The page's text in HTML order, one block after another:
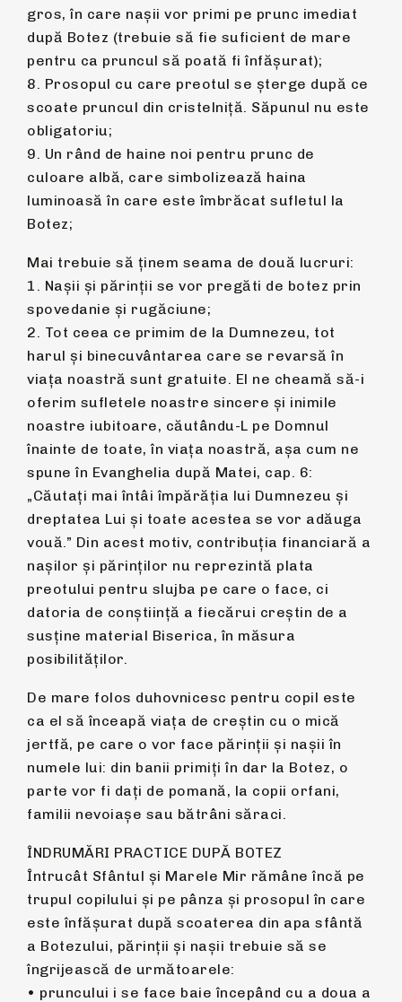
gros, în care nașii vor primi pe prunc imediat
după Botez (trebuie să fie suficient de mare
pentru ca pruncul să poată fi înfășurat);
8. Prosopul cu care preotul se șterge după ce
scoate pruncul din cristelniță. Săpunul nu este
obligatoriu;
9. Un rând de haine noi pentru prunc de
culoare albă, care simbolizează haina
luminoasă în care este îmbrăcat sufletul la
Botez;
Mai trebuie să ținem seama de două lucruri:
1. Nașii și părinții se vor pregăti de botez prin
spovedanie şi rugăciune;
2. Tot ceea ce primim de la Dumnezeu, tot
harul și binecuvântarea care se revarsă în
viața noastră sunt gratuite. El ne cheamă să-i
oferim sufletele noastre sincere și inimile
noastre iubitoare, căutându-L pe Domnul
înainte de toate, în viața noastră, așa cum ne
spune în Evanghelia după Matei, cap. 6:
„Căutați mai întâi împărăția lui Dumnezeu și
dreptatea Lui și toate acestea se vor adăuga
vouă.” Din acest motiv, contribuția financiară a
nașilor și părinților nu reprezintă plata
preotului pentru slujba pe care o face, ci
datoria de conștiință a fiecărui creștin de a
susține material Biserica, în măsura
posibilităților.
De mare folos duhovnicesc pentru copil este
ca el să înceapă viața de creștin cu o mică
jertfă, pe care o vor face părinții și nașii în
numele lui: din banii primiți în dar la Botez, o
parte vor fi dați de pomană, la copii orfani,
familii nevoiașe sau bătrâni săraci.
ÎNDRUMĂRI PRACTICE DUPĂ BOTEZ
Întrucât Sfântul şi Marele Mir rămâne încă pe
trupul copilului şi pe pânza şi prosopul în care
este înfăşurat după scoaterea din apa sfântă
a Botezului, părinții și nașii trebuie să se
îngrijească de următoarele:
• pruncului i se face baie începând cu a doua a